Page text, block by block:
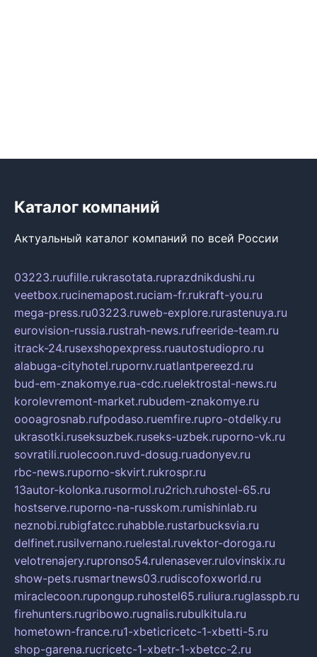
Каталог компаний
Актуальный каталог компаний по всей России
03223.ruufille.rukrasotata.ruprazdnikdushi.ru
veetbox.rucinemapost.ruciam-fr.rukraft-you.ru
mega-press.ru03223.ruweb-explore.rurastenuya.ru
eurovision-russia.rustrah-news.rufreeride-team.ru
itrack-24.rusexshopexpress.ruautostudiopro.ru
alabuga-cityhotel.rupornv.ruatlantpereezd.ru
bud-em-znakomye.rua-cdc.ruelektrostal-news.ru
korolevremont-market.rubudem-znakomye.ru
oooagrosnab.rufpodaso.ruemfire.rupro-otdelky.ru
ukrasotki.ruseksuzbek.ruseks-uzbek.ruporno-vk.ru
sovratili.ruolecoon.ruvd-dosug.ruadonyev.ru
rbc-news.ruporno-skvirt.rukrospr.ru
13autor-kolonka.rusormol.ru2rich.ruhostel-65.ru
hostserve.ruporno-na-russkom.rumishinlab.ru
neznobi.rubigfatcc.ruhabble.rustarbucksvia.ru
delfinet.rusilvernano.ruelestal.ruvektor-doroga.ru
velotrenajery.rupronso54.rulenasever.rulovinskix.ru
show-pets.rusmartnews03.rudiscofoxworld.ru
miraclecoon.rupongup.ruhostel65.ruliura.ruglasspb.ru
firehunters.rugribowo.rugnalis.rubulkitula.ru
hometown-france.ru1-xbeticricetc-1-xbetti-5.ru
shop-garena.rucricetc-1-xbetr-1-xbetcc-2.ru